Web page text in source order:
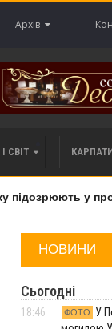
Архів
СВІТ
у
НОВИНИ
Сьогодні
18:46 ФОТО
У